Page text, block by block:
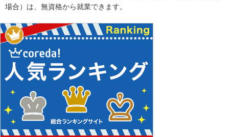
場合）は、無資格から就業できます。